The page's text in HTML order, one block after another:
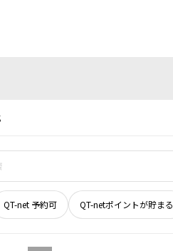
QT-net 予約可 QT-netポイントが貯まる